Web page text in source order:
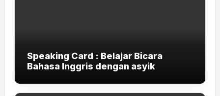
Speaking Card : Belajar Bicara
Bahasa Inggris dengan asyik